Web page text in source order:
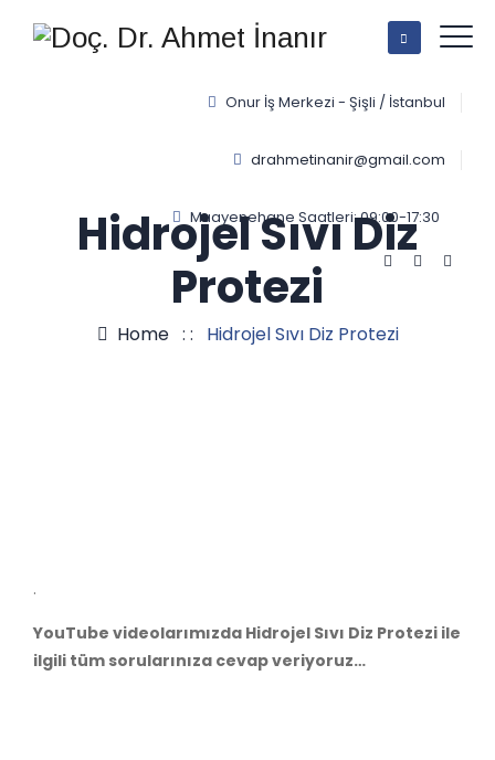
Onur İş Merkezi - Şişli / İstanbul
drahmetinanir@gmail.com
Muayenehane Saatleri: 09:00-17:30
Hidrojel Sıvı Diz
Protezi
Home: : Hidrojel Sıvı Diz Protezi
.
YouTube videolarımızda Hidrojel Sıvı Diz Protezi ile
ilgili tüm sorularınıza cevap veriyoruz…